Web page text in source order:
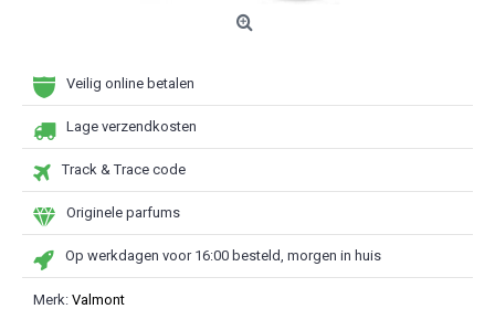
Veilig online betalen
Lage verzendkosten
Track & Trace code
Originele parfums
Op werkdagen voor 16:00 besteld, morgen in huis
Merk: Valmont